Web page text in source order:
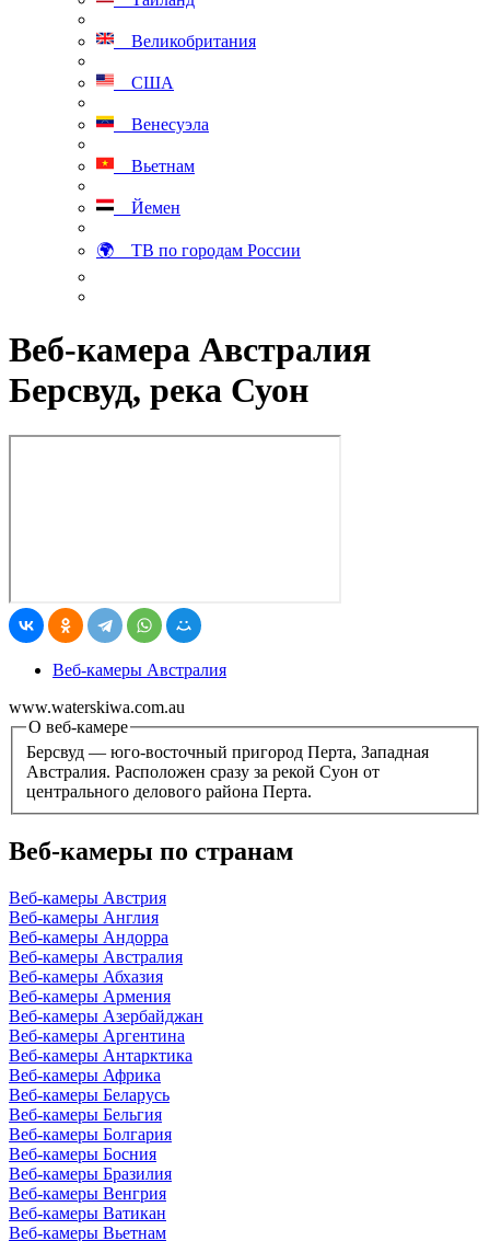
Великобритания
США
Венесуэла
Вьетнам
Йемен
🌍 ТВ по городам России
Веб-камера Австралия
Берсвуд, река Суон
Веб-камеры Австралия
www.waterskiwa.com.au
О веб-камере
Берсвуд — юго-восточный пригород Перта, Западная
Австралия. Расположен сразу за рекой Суон от
центрального делового района Перта.
Веб-камеры по странам
Веб-камеры Австрия
Веб-камеры Англия
Веб-камеры Андорра
Веб-камеры Австралия
Веб-камеры Абхазия
Веб-камеры Армения
Веб-камеры Азербайджан
Веб-камеры Аргентина
Веб-камеры Антарктика
Веб-камеры Африка
Веб-камеры Беларусь
Веб-камеры Бельгия
Веб-камеры Болгария
Веб-камеры Босния
Веб-камеры Бразилия
Веб-камеры Венгрия
Веб-камеры Ватикан
Веб-камеры Вьетнам